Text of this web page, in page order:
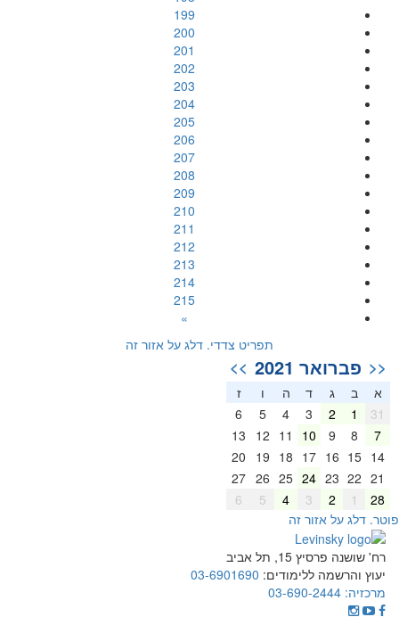
199
200
201
202
203
204
205
206
207
208
209
210
211
212
213
214
215
»
תפריט צדדי. דלג על אזור זה
<< פברואר 2021 >>
א ב ג ד ה
ז
31
1
2
3
4
5
6
7
8
9
10
11
12
13
14
15
16
17
18
19
20
21
22
23
24
25
26
27
28
1
2
3
4
5
6
דלג על אזור זה
רח' שושנה פרסיץ 15, תל אביב
יעוץ והרשמה ללימודים: 03-6901690
מרכזיה: 03-690-2444